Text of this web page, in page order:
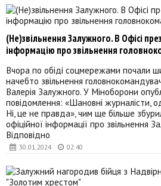
30.01.2024 02:40
(Не)звільнення Залужного. В Офісі
інформацію про звільнення
Вчора по обіді соцмережами почали
начебто звільнення
Валерія Залужного. У Міноборони
повідомлення: «Шановні журналісти,
Ні, це не правда», чим ще більше
офіційної інформації про звільнення
Відповідно